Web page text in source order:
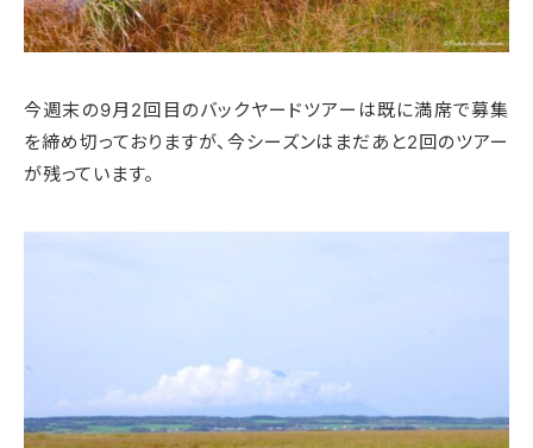
今週末の9月2回目のバックヤードツアーは既に満席で募集
を締め切っておりますが、今シーズンはまだあと2回のツアー
が残っています。